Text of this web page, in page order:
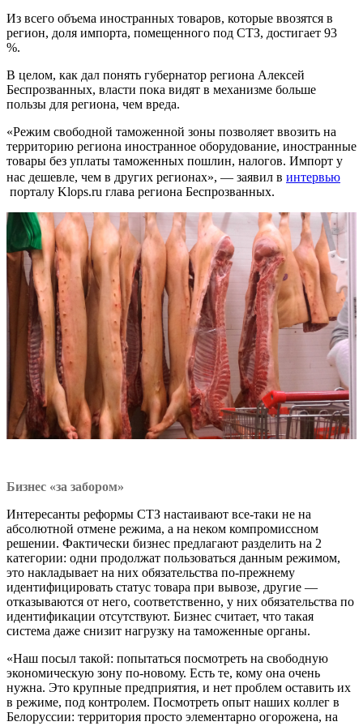
Из всего объема иностранных товаров, которые ввозятся в
регион, доля импорта, помещенного под СТЗ, достигает 93
%.
В целом, как дал понять губернатор региона Алексей
Беспрозванных, власти пока видят в механизме больше
пользы для региона, чем вреда.
«Режим свободной таможенной зоны позволяет ввозить на
территорию региона иностранное оборудование, иностранные
товары без уплаты таможенных пошлин, налогов. Импорт у
нас дешевле, чем в других регионах», — заявил в интервью
порталу Klops.ru глава региона Беспрозванных.
Бизнес «за забором»
Интересанты реформы СТЗ настаивают все-таки не на
абсолютной отмене режима, а на неком компромиссном
решении. Фактически бизнес предлагают разделить на 2
категории: одни продолжат пользоваться данным режимом,
это накладывает на них обязательства по-прежнему
идентифицировать статус товара при вывозе, другие —
отказываются от него, соответственно, у них обязательства по
идентификации отсутствуют. Бизнес считает, что такая
система даже снизит нагрузку на таможенные органы.
«Наш посыл такой: попытаться посмотреть на свободную
экономическую зону по-новому. Есть те, кому она очень
нужна. Это крупные предприятия, и нет проблем оставить их
в режиме, под контролем. Посмотреть опыт наших коллег в
Белоруссии: территория просто элементарно огорожена, на